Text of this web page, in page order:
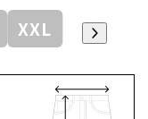
XXL